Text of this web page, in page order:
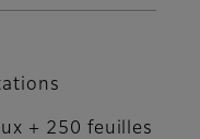
+ 250 feuilles